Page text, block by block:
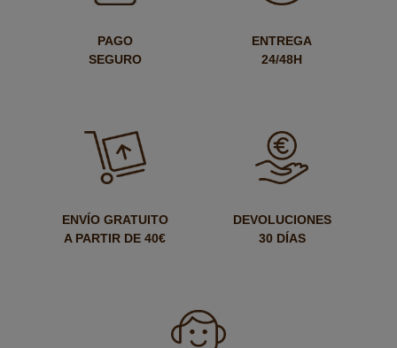
PAGO
SEGURO
ENTREGA
24/48H
ENVÍO GRATUITO
A PARTIR DE 40€
DEVOLUCIONES
30 DÍAS